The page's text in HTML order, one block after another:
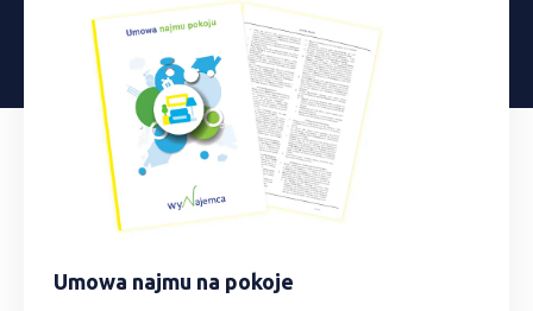
Umowa najmu na pokoje